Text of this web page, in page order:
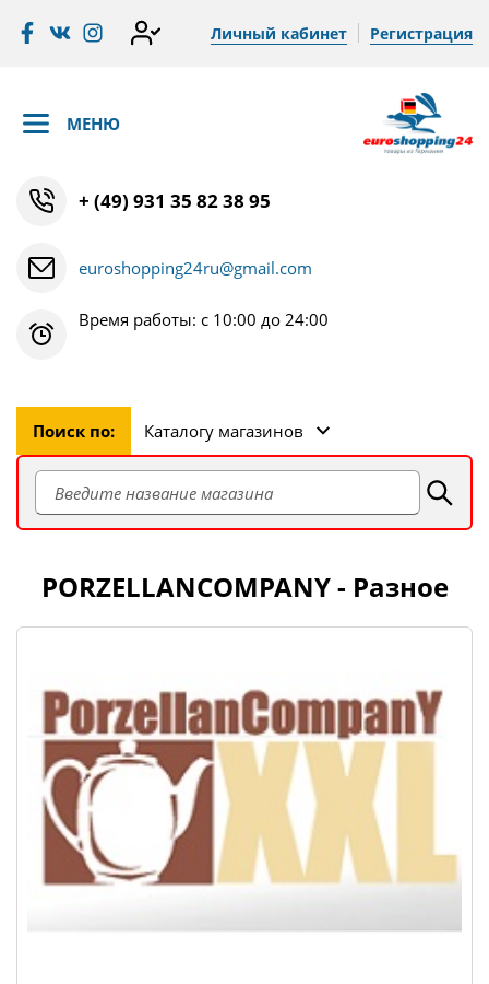
Личный кабинет Регистрация
МЕНЮ
+ (49) 931 35 82 38 95
euroshopping24ru@gmail.com
Время работы: с 10:00 до 24:00
Поиск по: Каталогу магазинов
PORZELLANCOMPANY - Разное